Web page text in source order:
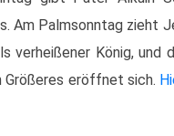
Am Palmsonntag zieht
verheißener König, und
Größeres eröffnet sich.